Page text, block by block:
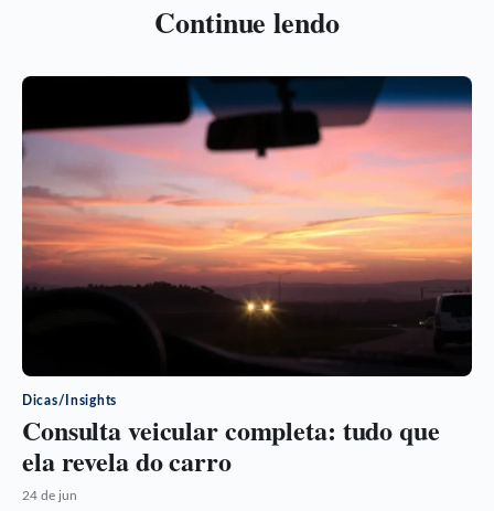
Continue lendo
Dicas/Insights
Consulta veicular completa: tudo que
ela revela do carro
24 de jun